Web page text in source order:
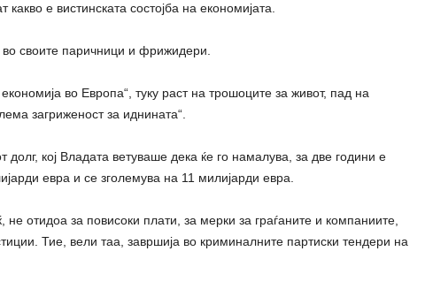
какво е вистинската состојба на економијата.
своите паричници и фрижидери.
во Европа“, туку раст на трошоците за живот, пад на
загриженост за иднината“.
долг, кој Владата ветуваше дека ќе го намалува, за две години е
евра и се зголемува на 11 милијарди евра.
отидоа за повисоки плати, за мерки за граѓаните и компаниите,
Тие, вели таа, завршија во криминалните партиски тендери на